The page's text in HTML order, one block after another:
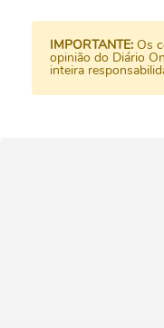
IMPORTANTE: Os
opinião do Diário
inteira